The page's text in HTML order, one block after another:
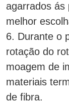
agarrados ás
melhor
6. Durante o
rotação do
moagem de
materiais
de fibra.